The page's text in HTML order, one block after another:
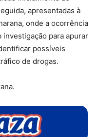
apresentadas à
onde a ocorrência
para apurar
possíveis
de drogas.